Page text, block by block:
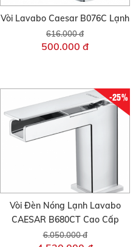
Vòi Lavabo Caesar B076C Lạnh
616.000 đ
500.000 đ
-25%
Vòi Đèn Nóng Lạnh Lavabo
CAESAR B680CT Cao Cấp
6.050.000 đ